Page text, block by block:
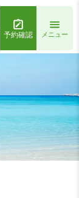
予約確認 メニュー